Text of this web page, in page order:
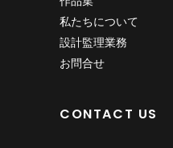
私たちについて
設計監理業務
お問合せ
CONTACT US